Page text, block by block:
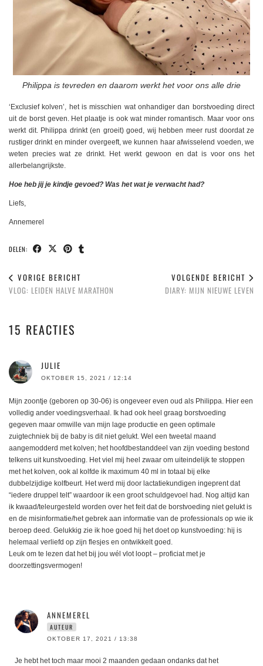
Philippa is tevreden en daarom werkt het voor ons alle drie
‘Exclusief kolven’, het is misschien wat onhandiger dan borstvoeding direct
uit de borst geven. Het plaatje is ook wat minder romantisch. Maar voor ons
werkt dit. Philippa drinkt (en groeit) goed, wij hebben meer rust doordat ze
rustiger drinkt en minder overgeeft, we kunnen haar afwisselend voeden, we
weten precies wat ze drinkt. Het werkt gewoon en dat is voor ons het
allerbelangrijkste.
Hoe heb jij je kindje gevoed? Was het wat je verwacht had?
Liefs,
Annemerel
DELEN:
VORIGE BERICHT
VLOG: LEIDEN HALVE MARATHON
VOLGENDE BERICHT
DIARY: MIJN NIEUWE LEVEN
15 REACTIES
JULIE
OKTOBER 15, 2021 / 12:14
Mijn zoontje (geboren op 30-06) is ongeveer even oud als Philippa. Hier een
volledig ander voedingsverhaal. Ik had ook heel graag borstvoeding
gegeven maar omwille van mijn lage productie en geen optimale
zuigtechniek bij de baby is dit niet gelukt. Wel een tweetal maand
aangemodderd met kolven; het hoofdbestanddeel van zijn voeding bestond
telkens uit kunstvoeding. Het viel mij heel zwaar om uiteindelijk te stoppen
met het kolven, ook al kolfde ik maximum 40 ml in totaal bij elke
dubbelzijdige kolfbeurt. Het werd mij door lactatiekundigen ingeprent dat
“iedere druppel telt” waardoor ik een groot schuldgevoel had. Nog altijd kan
ik kwaad/teleurgesteld worden over het feit dat de borstvoeding niet gelukt is
en de misinformatie/het gebrek aan informatie van de professionals op wie ik
beroep deed. Gelukkig zie ik hoe goed hij het doet op kunstvoeding: hij is
helemaal verliefd op zijn flesjes en ontwikkelt goed.
Leuk om te lezen dat het bij jou wél vlot loopt – proficiat met je
doorzettingsvermogen!
ANNEMEREL
AUTEUR
OKTOBER 17, 2021 / 13:38
Je hebt het toch maar mooi 2 maanden gedaan ondanks dat het